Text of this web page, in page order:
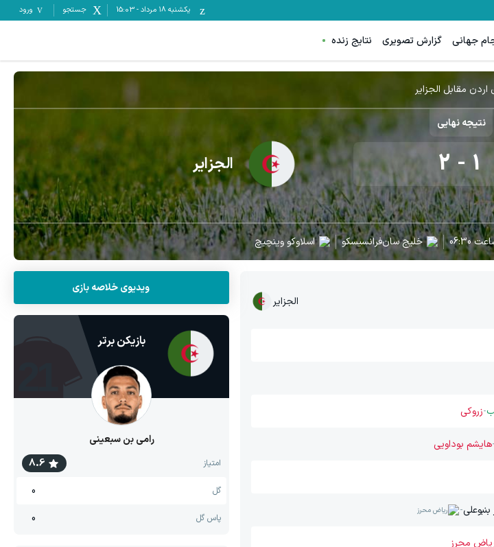
یکشنبه ۱۸ مرداد -
15:03 جستجو ورود
جهانی گزارش تصویری نتایج زنده
اردن مقابل الجزایر
نتیجه نهایی
1
-
2 الجزایر
06:30 خلیج سان‌فرانسیسکو اسلاوکو وینچیچ
الجزایر
-زروکی
-هایشم بوداویی
- ریاض محرز
محرز
ویدیوی خلاصه بازی
بازیکن برتر
رامی بن سبعینی
امتیاز 8.6
گل 0
پاس گل 0